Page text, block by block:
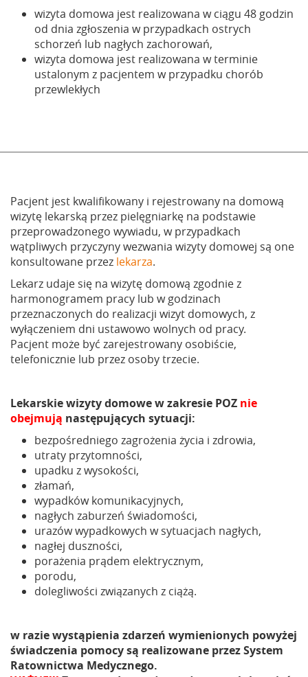
wizyta domowa jest realizowana w ciągu 48 godzin
od dnia zgłoszenia w przypadkach ostrych
schorzeń lub nagłych zachorowań,
wizyta domowa jest realizowana w terminie
ustalonym z pacjentem w przypadku chorób
przewlekłych
Pacjent jest kwalifikowany i rejestrowany na domową
wizytę lekarską przez pielęgniarkę na podstawie
przeprowadzonego wywiadu, w przypadkach
wątpliwych przyczyny wezwania wizyty domowej są one
konsultowane przez lekarza.
Lekarz udaje się na wizytę domową zgodnie z
harmonogramem pracy lub w godzinach
przeznaczonych do realizacji wizyt domowych, z
wyłączeniem dni ustawowo wolnych od pracy.
Pacjent może być zarejestrowany osobiście,
telefonicznie lub przez osoby trzecie.
Lekarskie wizyty domowe w zakresie POZ nie
obejmują następujących sytuacji:
bezpośredniego zagrożenia życia i zdrowia,
utraty przytomności,
upadku z wysokości,
złamań,
wypadków komunikacyjnych,
nagłych zaburzeń świadomości,
urazów wypadkowych w sytuacjach nagłych,
nagłej duszności,
porażenia prądem elektrycznym,
porodu,
dolegliwości związanych z ciążą.
w razie wystąpienia zdarzeń wymienionych powyżej
świadczenia pomocy są realizowane przez System
Ratownictwa Medycznego.